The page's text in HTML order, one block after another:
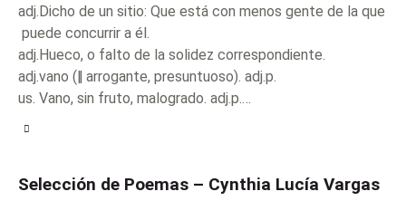
adj.Dicho de un sitio: Que está con menos gente de la que
puede concurrir a él.
adj.Hueco, o falto de la solidez correspondiente.
adj.vano (‖ arrogante, presuntuoso). adj.p.
us. Vano, sin fruto, malogrado. adj.p.…
Selección de Poemas – Cynthia Lucía Vargas